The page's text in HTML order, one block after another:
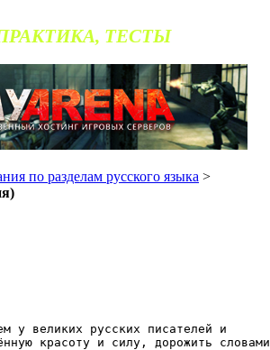
ТЕСТЫ
по разделам русского языка >
у великих русских писателей и
красоту и силу, дорожить словами